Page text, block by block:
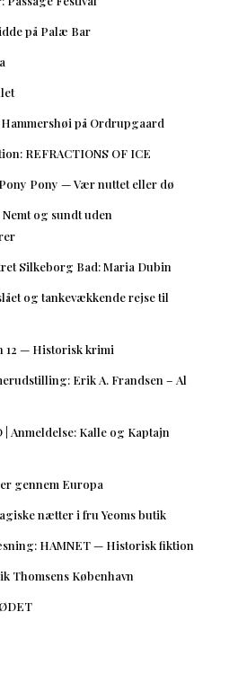
på Palæ Bar
på Ordrupgaard
REFRACTIONS OF ICE
Pony — Vær nuttet eller dø
og sundt uden
Silkeborg Bad: Maria Dubin
og tankevækkende rejse til
12 — Historisk krimi
Erik A. Frandsen – Al
| Anmeldelse: Kalle og Kaptajn
gennem Europa
nætter i fru Yeoms butik
HAMNET — Historisk fiktion
Thomsens København